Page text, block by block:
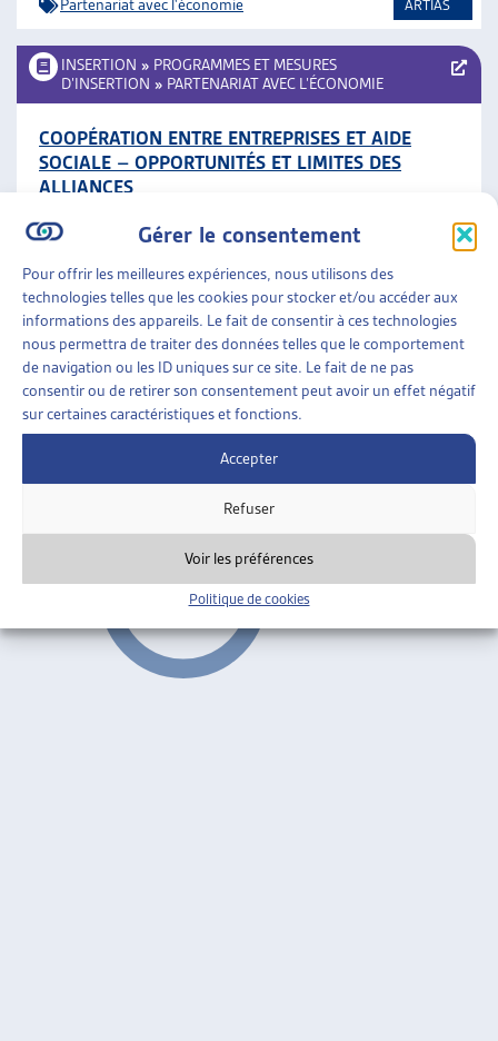
Gérer le consentement
Pour offrir les meilleures expériences, nous utilisons des
technologies telles que les cookies pour stocker et/ou accéder aux
informations des appareils. Le fait de consentir à ces technologies
nous permettra de traiter des données telles que le comportement
de navigation ou les ID uniques sur ce site. Le fait de ne pas
consentir ou de retirer son consentement peut avoir un effet négatif
sur certaines caractéristiques et fonctions.
Accepter
Refuser
Voir les préférences
Politique de cookies
Partenariat avec l'économie ARTIAS
INSERTION » PROGRAMMES ET MESURES
D’INSERTION » PARTENARIAT AVEC L’ÉCONOMIE
COOPÉRATION ENTRE ENTREPRISES ET AIDE
SOCIALE – OPPORTUNITÉS ET LIMITES DES
ALLIANCES
Partenariat avec l'économie
INSERTION»PROGRAMMES ET MESURES
D’INSERTION »PARTENARIAT AVEC L’ÉCONOMIE
UN JOB MALGRÉ LE HANDICAP
Partenariat avec l'économie